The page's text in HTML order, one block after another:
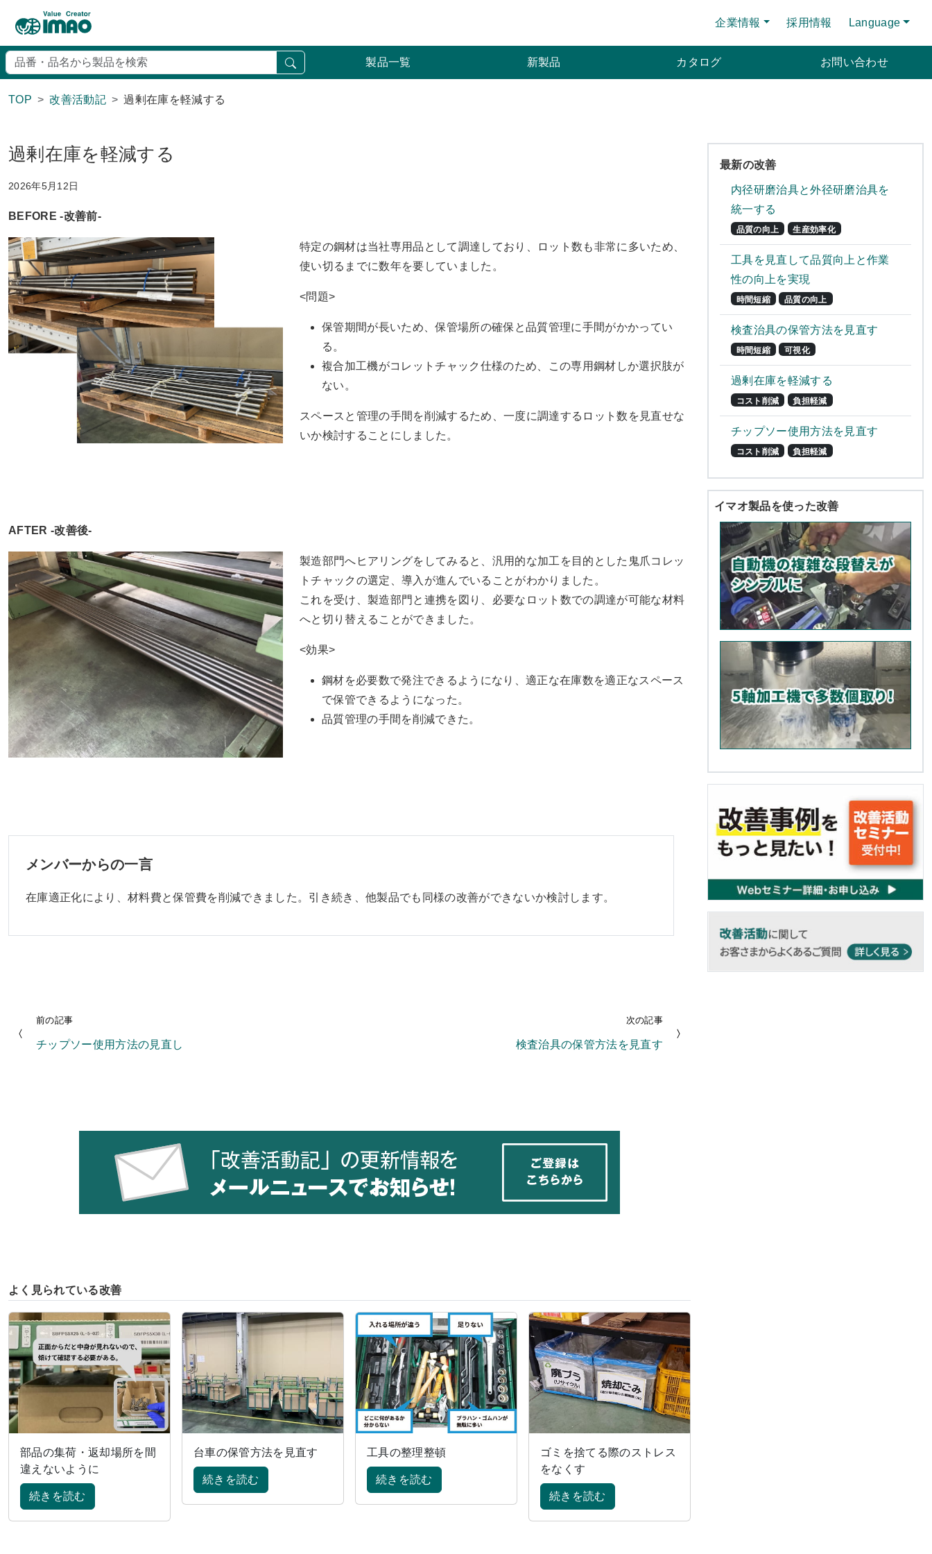
企業情報 採用情報 Language
製品一覧 新製品 カタログ お問い合わせ
TOP 改善活動記 過剰在庫を軽減する
過剰在庫を軽減する
2026年5月12日
BEFORE -改善前-
特定の鋼材は当社専用品として調達しており、ロット数も非常に多いため、
使い切るまでに数年を要していました。
<問題>
保管期間が長いため、保管場所の確保と品質管理に手間がかかってい
る。
複合加工機がコレットチャック仕様のため、この専用鋼材しか選択肢が
ない。
スペースと管理の手間を削減するため、一度に調達するロット数を見直せな
いか検討することにしました。
AFTER -改善後-
製造部門へヒアリングをしてみると、汎用的な加工を目的とした鬼爪コレッ
トチャックの選定、導入が進んでいることがわかりました。
これを受け、製造部門と連携を図り、必要なロット数での調達が可能な材料
へと切り替えることができました。
<効果>
鋼材を必要数で発注できるようになり、適正な在庫数を適正なスペース
で保管できるようになった。
品質管理の手間を削減できた。
メンバーからの一言
在庫適正化により、材料費と保管費を削減できました。引き続き、他製品でも同様の改善ができないか検討します。
前の記事
チップソー使用方法の見直し
次の記事
検査治具の保管方法を見直す
よく見られている改善
部品の集荷・返却場所を間
違えないように
続きを読む
台車の保管方法を見直す
続きを読む
工具の整理整頓
続きを読む
ゴミを捨てる際のストレス
をなくす
続きを読む
最新の改善
内径研磨治具と外径研磨治具を
統一する
品質の向上 生産効率化
工具を見直して品質向上と作業
性の向上を実現
時間短縮 品質の向上
検査治具の保管方法を見直す
時間短縮 可視化
過剰在庫を軽減する
コスト削減 負担軽減
チップソー使用方法を見直す
コスト削減 負担軽減
イマオ製品を使った改善